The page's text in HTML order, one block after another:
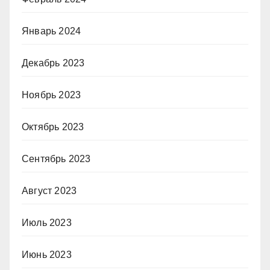
Январь 2024
Декабрь 2023
Ноябрь 2023
Октябрь 2023
Сентябрь 2023
Август 2023
Июль 2023
Июнь 2023